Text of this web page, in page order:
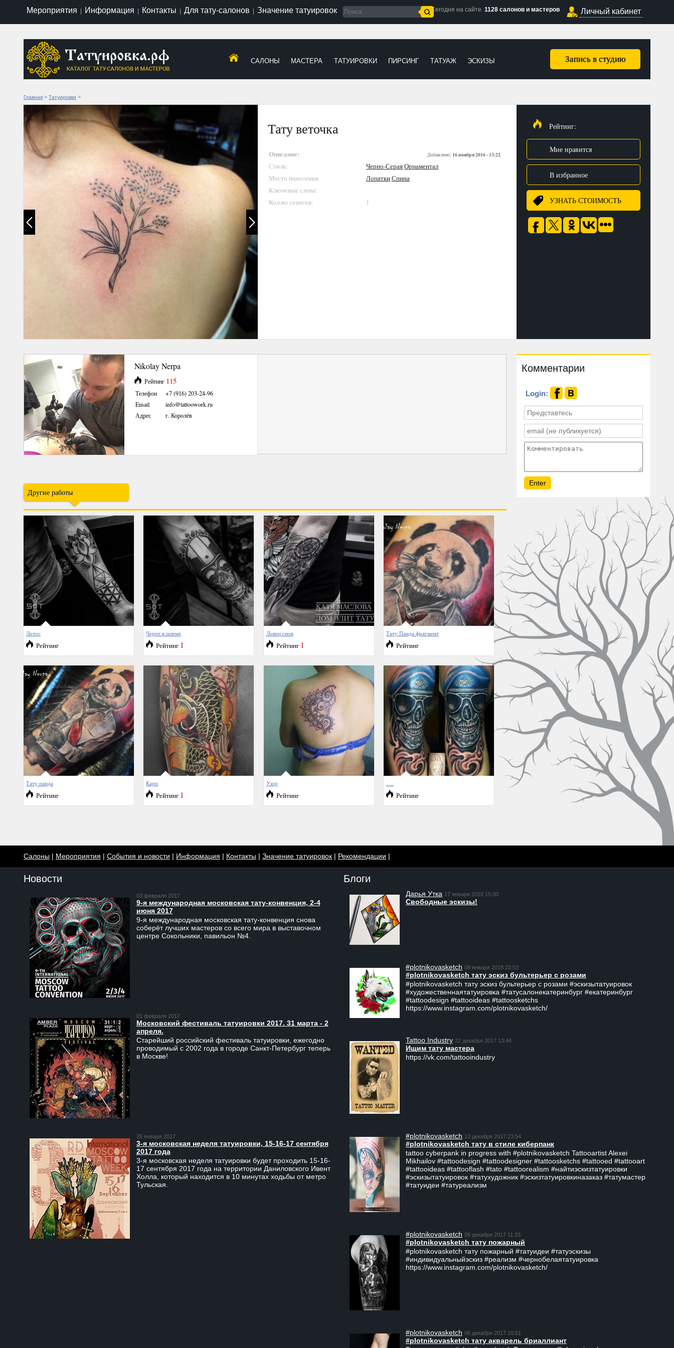
Мероприятия Информация Контакты Для тату-салонов Значение татуировок Сегодня на сайте 1128 салонов и мастеров Личный кабинет
Запись в студию
САЛОНЫ МАСТЕРА ТАТУИРОВКИ ПИРСИНГ ТАТУАЖ ЭСКИЗЫ
Главная > Татуировки >
Тату веточка
Описание: Добавлено: 16 ноября 2016 - 13:22
Стиль: Черно-Серая,Орнаментал
Место нанесения
Лопатки,Спина
Ключевые слова:
Кол-во сеансов:
1
Рейтинг:
Мне нравится
В избранное
УЗНАТЬ СТОИМОСТЬ
Nikolay Nerpa
Рейтинг 115
Телефон
+7 (916) 203-24-96
Email
info@tattoowork.ru
Адрес
г. Королёв
Другие работы
Лотос
Рейтинг
Череп в шлеме
Рейтинг 1
Ловец снов
Рейтинг 1
Тату Панда фрагмент
Рейтинг
Тату панда
Рейтинг
Карп
Рейтинг 1
Узор
Рейтинг Рейтинг
Комментарии
Login:
Салоны | Мероприятия | События и новости | Информация | Контакты | Значение татуировок | Рекомендации |
Новости
03 февраля 2017
9-я международная московская тату-конвенция, 2-4
июня 2017
9-я международная московская тату-конвенция снова
соберёт лучших мастеров со всего мира в выставочном
центре Сокольники, павильон №4.
01 февраля 2017
Московский фестиваль татуировки 2017. 31 марта - 2
апреля.
Старейший российский фестиваль татуировки, ежегодно
проводимый с 2002 года в городе Санкт-Петербург теперь
в Москве!
25 января 2017
3-я московская неделя татуировки, 15-16-17 сентября
2017 года
3-я московская неделя татуировки будет проходить 15-16-
17 сентября 2017 года на территории Даниловского Ивент
Холла, который находится в 10 минутах ходьбы от метро
Тульская.
Блоги
Дарья Утка 17 января 2018 15:00
Свободные эскизы!
#plotnikovasketch 09 января 2018 23:53
#plotnikovasketch тату эскиз бультерьер с розами
#plotnikovasketch тату эскиз бультерьер с розами #эскизытатуировок
#художественнаятатуировка #татусалонекатеринбург #екатеринбург
#tattoodesign #tattooideas #tattoosketchs
https://www.instagram.com/plotnikovasketch/
Tattoo Industry 22 декабря 2017 13:44
Ищим тату мастера
https://vk.com/tattooindustry
#plotnikovasketch 13 декабря 2017 23:54
#plotnikovasketch тату в стиле киберпанк
tattoo cyberpank in progress with #plotnikovasketch Tattooartist Alexei
Mikhailov #tattoodesign #tattoodesigner #tattoosketchs #tattooed #tattooart
#tattooideas #tattooflash #tato #tattoorealism #найтиэскизтатуировки
#эскизытатуировок #татухудожник #эскизтатуировкиназаказ #татумастер
#татуидеи #татуреализм
#plotnikovasketch 09 декабря 2017 11:33
#plotnikovasketch тату пожарный
#plotnikovasketch тату пожарный #татуидеи #татуэскизы
#индивидуальныйэскиз #реализм #чернобелаятатуировка
https://www.instagram.com/plotnikovasketch/
#plotnikovasketch 06 декабря 2017 10:51
#plotnikovasketch тату акварель бриаллиант